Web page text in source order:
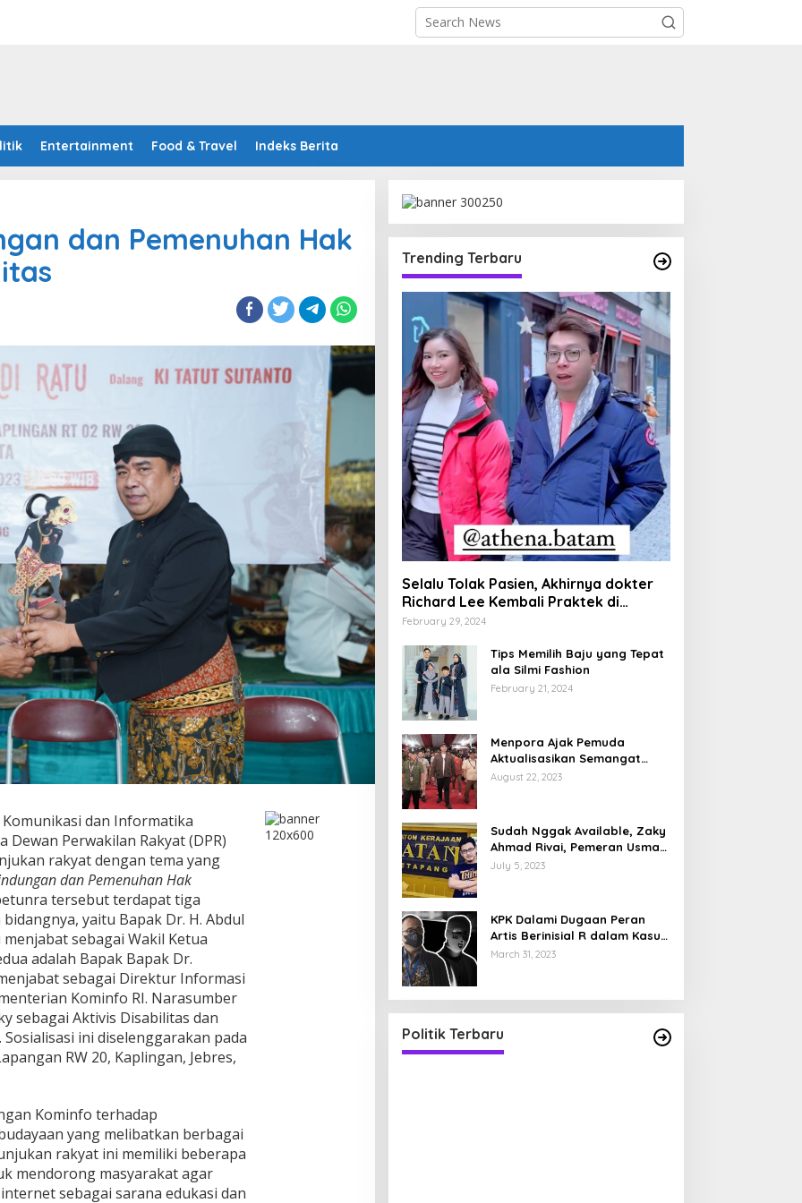
Entertainment Food & Travel Indeks Berita
dan Pemenuhan Hak
dan Informatika
Perwakilan Rakyat (DPR)
rakyat dengan tema yang
dan Pemenuhan Hak
tersebut terdapat tiga
yaitu Bapak Dr. H. Abdul
sebagai Wakil Ketua
adalah Bapak Bapak Dr.
sebagai Direktur Informasi
Kominfo RI. Narasumber
sebagai Aktivis Disabilitas dan
ini diselenggarakan pada
RW 20, Kaplingan, Jebres,
Kominfo terhadap
yang melibatkan berbagai
rakyat ini memiliki beberapa
mendorong masyarakat agar
sebagai sarana edukasi dan
Trending Terbaru
Selalu Tolak Pasien, Akhirnya dokter
Richard Lee Kembali Praktek di
Opening Athena Batam
February 29, 2024
Tips Memilih Baju yang Tepat
ala Silmi Fashion
February 21, 2024
Menpora Ajak Pemuda
Aktualisasikan Semangat
Pramuka
August 22, 2023
Sudah Nggak Available, Zaky
Ahmad Rivai, Pemeran Usman
di Film 5 Penjuru Masjid,
July 5, 2023
KPK Dalami Dugaan Peran
Artis Berinisial R dalam Kasus
Pencucian Uang Rafael Alun
March 31, 2023
Politik Terbaru